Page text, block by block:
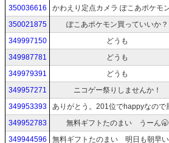
350036616
350021875
ぽこあポケモン買っていいか？
349997150
どうも
349987781
どうも
349979391
どうも
349957271
ニコゲー祭りしませんか！
349953393
349952783
無料ギフトたのまい うーん🥱
349944596